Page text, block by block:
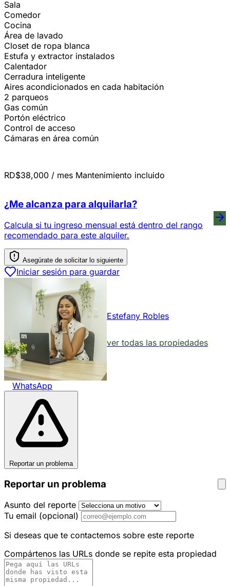
Sala
Comedor
Cocina
Área de lavado
Closet de ropa blanca
Estufa y extractor instalados
Calentador
Cerradura inteligente
Aires acondicionados en cada habitación
2 parqueos
Gas común
Portón eléctrico
Control de acceso
Cámaras en área común
RD$38,000 / mes Mantenimiento incluido
¿Me alcanza para alquilarla?
Calcula si tu ingreso mensual está dentro del rango
recomendado para este alquiler.
Asegúrate de solicitar lo siguiente
Iniciar sesión para guardar
Estefany Robles
ver todas las propiedades
WhatsApp
Reportar un problema
Reportar un problema
Asunto del reporte
Tu email (opcional)
Si deseas que te contactemos sobre este reporte
Compártenos las URLs donde se repite esta propiedad